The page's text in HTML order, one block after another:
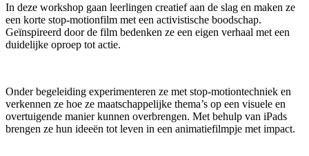
In deze workshop gaan leerlingen creatief aan de slag en maken ze
een korte stop-motionfilm met een activistische boodschap.
Geïnspireerd door de film bedenken ze een eigen verhaal met een
duidelijke oproep tot actie.
Onder begeleiding experimenteren ze met stop-motiontechniek en
verkennen ze hoe ze maatschappelijke thema’s op een visuele en
overtuigende manier kunnen overbrengen. Met behulp van iPads
brengen ze hun ideeën tot leven in een animatiefilmpje met impact.